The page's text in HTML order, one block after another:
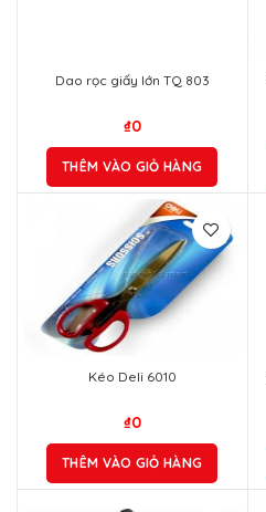
Dao rọc giấy lớn TQ 803
₫0
THÊM VÀO GIỎ HÀNG
Kéo Deli 6010
₫0
THÊM VÀO GIỎ HÀNG